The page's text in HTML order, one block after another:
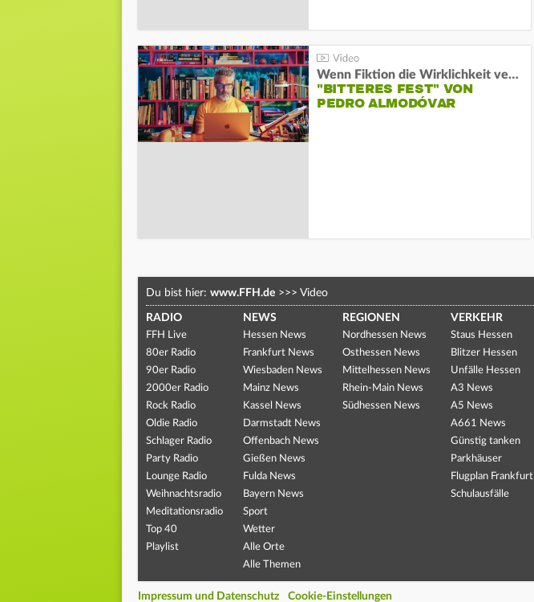
Wenn Fiktion die Wirklichkeit verschiebt:
"BITTERES FEST" VON
PEDRO ALMODÓVAR
Du bist hier: www.FFH.de >>> Video
RADIO
FFH Live
80er Radio
90er Radio
2000er Radio
Rock Radio
Oldie Radio
Schlager Radio
Party Radio
Lounge Radio
Weihnachtsradio
Meditationsradio
Top 40
Playlist
NEWS
Hessen News
Frankfurt News
Wiesbaden News
Mainz News
Kassel News
Darmstadt News
Offenbach News
Gießen News
Fulda News
Bayern News
Sport
Wetter
Alle Orte
Alle Themen
REGIONEN
Nordhessen News
Osthessen News
Mittelhessen News
Rhein-Main News
Südhessen News
VERKEHR
Staus Hessen
Blitzer Hessen
Unfälle Hessen
A3 News
A5 News
A661 News
Günstig tanken
Parkhäuser
Flugplan Frankfurt
Schulausfälle
Impressum und Datenschutz Cookie-Einstellungen